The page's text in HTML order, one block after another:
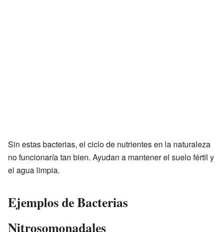
Sin estas bacterias, el ciclo de nutrientes en la naturaleza
no funcionaría tan bien. Ayudan a mantener el suelo fértil y
el agua limpia.
Ejemplos de Bacterias
Nitrosomonadales